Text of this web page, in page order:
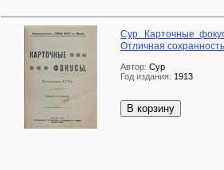
Сур. Карточные
Отличная
Автор: Сур
Год издания: 1913
В корзину